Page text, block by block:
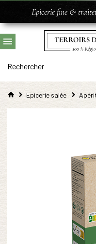
Epicerie fine &
Epicerie salée